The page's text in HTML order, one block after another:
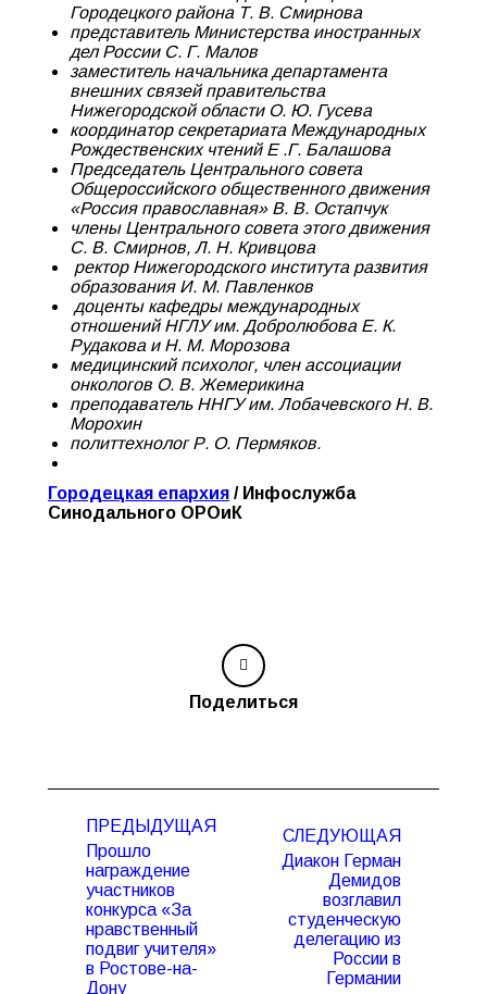
Городецкого района Т. В. Смирнова
представитель Министерства иностранных
дел России С. Г. Малов
заместитель начальника департамента
внешних связей правительства
Нижегородской области О. Ю. Гусева
координатор секретариата Международных
Рождественских чтений Е .Г. Балашова
Председатель Центрального совета
Общероссийского общественного движения
«Россия православная» В. В. Остапчук
члены Центрального совета этого движения
С. В. Смирнов, Л. Н. Кривцова
ректор Нижегородского института развития
образования И. М. Павленков
доценты кафедры международных
отношений НГЛУ им. Добролюбова Е. К.
Рудакова и Н. М. Морозова
медицинский психолог, член ассоциации
онкологов О. В. Жемерикина
преподаватель ННГУ им. Лобачевского Н. В.
Морохин
политтехнолог Р. О. Пермяков.
Городецкая епархия / Инфослужба
Синодального ОРОиК
Поделиться
записям
ПРЕДЫДУЩАЯ
Предыдущая
запись:
Прошло
награждение
участников
конкурса «За
нравственный
подвиг учителя»
в Ростове-на-
Дону
СЛЕДУЮЩАЯ
Следующая
запись:
Диакон Герман
Демидов
возглавил
студенческую
делегацию из
России в
Германии